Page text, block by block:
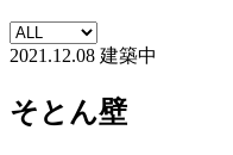
2021.12.08 建築中
そとん壁